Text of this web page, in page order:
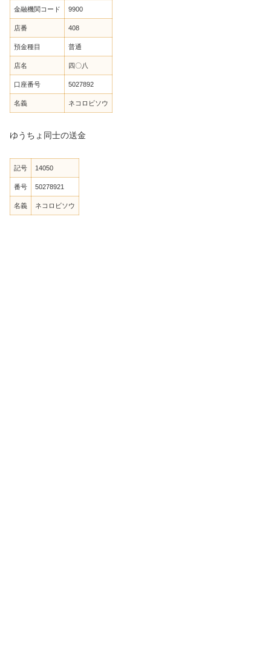
金融機関コード 9900
店番 408
預金種目 普通
店名 四〇八
口座番号 5027892
名義 ネコロビソウ
ゆうちょ同士の送金
記号 14050
番号 50278921
名義 ネコロビソウ